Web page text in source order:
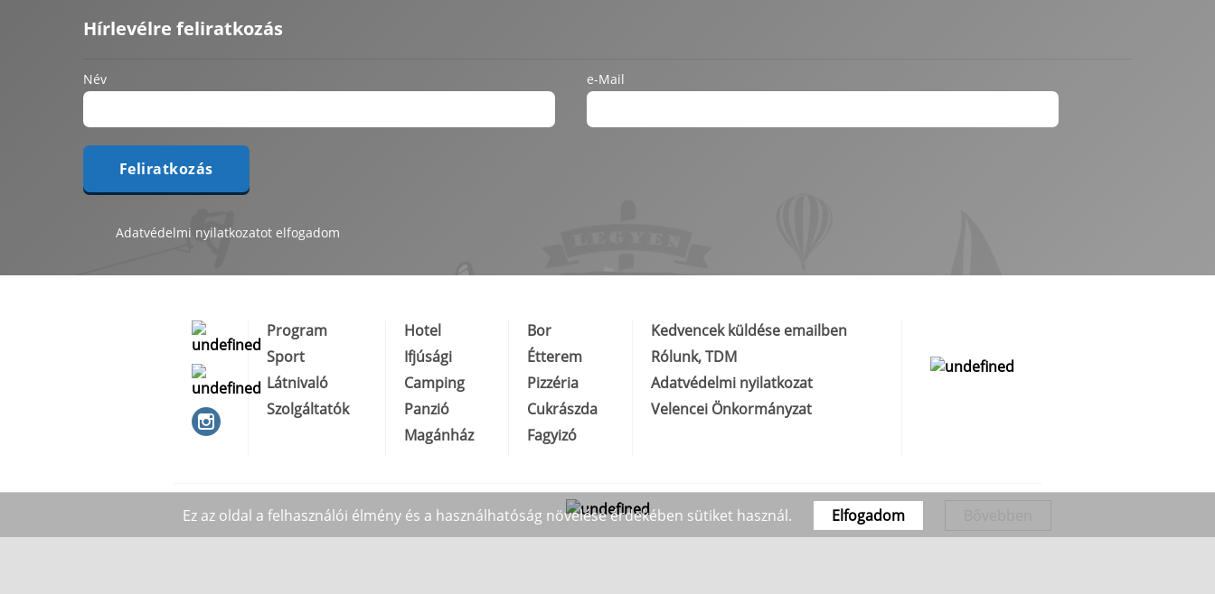
Ez az oldal a felhasználói élmény és a használhatóság növelése érdekében sütiket használ. Elfogadom
Hírlevélre feliratkozás
Név e-Mail
Feliratkozás
Adatvédelmi nyilatkozatot elfogadom
Program
Sport
Látnivaló
Szolgáltatók
Hotel
Ifjúsági
Camping
Panzió
Magánház
Bor
Étterem
Pizzéria
Cukrászda
Fagyizó
Kedvencek küldése emailben
Rólunk, TDM
Adatvédelmi nyilatkozat
Velencei Önkormányzat